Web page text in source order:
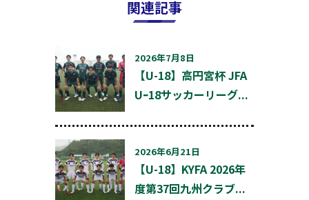
関連記事
2026年7月8日
【U-18】高円宮杯 JFA
Uｰ18サッカーリーグ...
2026年6月21日
【U-18】KYFA 2026年
度第37回九州クラブ...